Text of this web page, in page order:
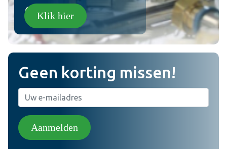
en!Klik hier
Geen korting missen!
Aanmelden